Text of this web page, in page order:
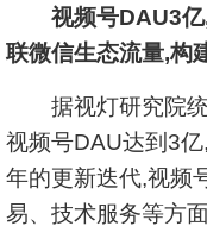
视频号DAU3
联微信生态流量,构
据视灯研究院统
视频号DAU达到3
年的更新迭代,视频
易、技术服务等方